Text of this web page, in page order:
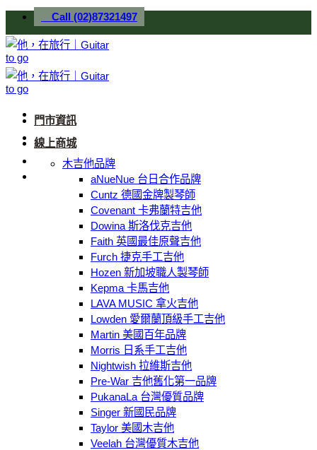
Skip
content
Call (02)87321497
門市資訊
線上商城
木吉他品牌
aNueNue 台日合作品牌
Cuntz 德國金牌製琴師
Covenant 卡弗蘭特吉他
Dowina 斯洛伐克吉他
Faith 英國最佳原聲吉他
Furch 捷克手工吉他
Hozen 新加坡職人製琴師
Kepma 卡馬吉他
LAVA MUSIC 拿火吉他
Lowden 愛爾蘭頂級手工吉他
Martin 美國百年品牌
Morris 日系手工吉他
Nightwish 拉維斯吉他
Pre-War 吉他舊化第一品牌
PukanaLa 台灣優質品牌
Singer 新國民品牌
Taylor 美國木吉他
Veelah 台灣優質木吉他